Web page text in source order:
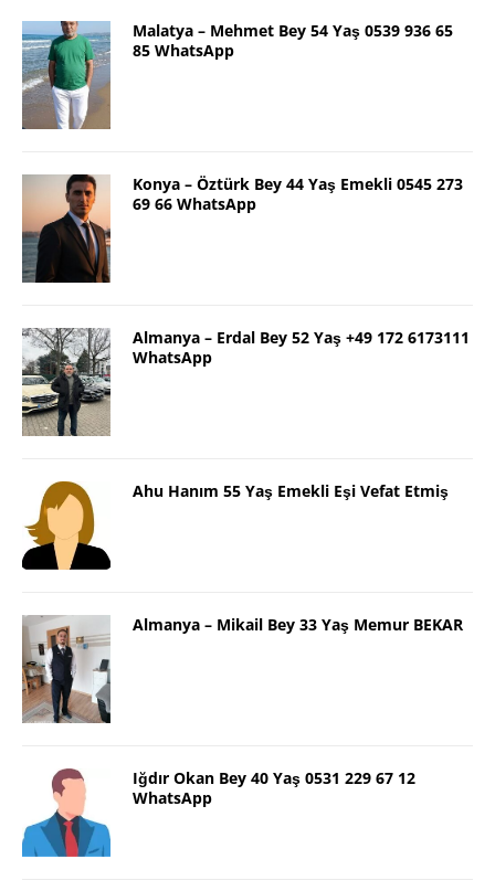
Malatya – Mehmet Bey 54 Yaş 0539 936 65
85 WhatsApp
Konya – Öztürk Bey 44 Yaş Emekli 0545 273
69 66 WhatsApp
Almanya – Erdal Bey 52 Yaş +49 172 6173111
WhatsApp
Ahu Hanım 55 Yaş Emekli Eşi Vefat Etmiş
Almanya – Mikail Bey 33 Yaş Memur BEKAR
Iğdır Okan Bey 40 Yaş 0531 229 67 12
WhatsApp